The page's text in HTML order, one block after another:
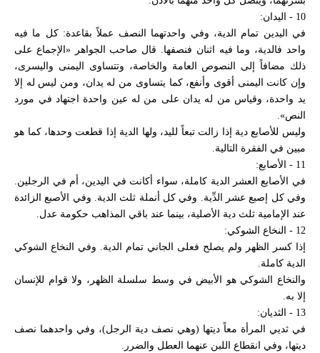
10 - اليدان:
في اليدين تمام الدية، وفي واحدتهما النصف عملاً بقاعدة: كل ما فيه
واحد فالدية، وما فيه اثنان فنصفها. قال صاحب الجواهر «الإجماع على
ذلك مضافاً إلى النصوص العامة والخاصة، وتتساوى اليمنى واليسرى،
وإن كانت اليمنى أقوى وأنفع، كما يتساوى من له يدان، ومن ليس له إلا
يد واحدة، وقياس من له يدان على من له عين واحدة اجتهاد في مورد
النص».
وليس للأصابع دية إذا زالت تبعاً لليد، ولها الدية إذا قطعت وحدها، كما هو
مبين في الفقرة التالية.
11 - الأصابع:
في الأصابع العشر الدية كاملة، سواء أكانت في اليدين، أم في الرجلين.
وفي كل إصبع عشر الدِّية. وفي كل أنملة ثلث الدية. وفي الأصبع الزائدة
عند الإمامية ثلث دية الأصلية، بينما عند باقي المذاهب حكومة عدل.
12 - النخاع الشوكي:
إذا كسر الظهر ولم يصلح فعلى الجاني تمام الدية. وفي النخاع الشوكي
الدية كاملة.
والنخاع الشوكي هو الأبيض في وسط سلسلة الظهر، ولا قوام للإنسان
إلا به.
13 - الثديان:
في ثديي المرأة معاً ديتها (وهي نصف دية الرجل)، وفي واحدهما نصف
ديتها، وفي انقطاع اللبن عنهما العطل والضرر.